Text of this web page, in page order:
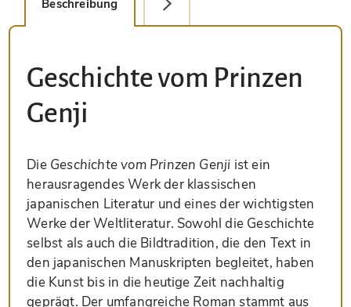
Beschreibung Detailbild
Geschichte vom Prinzen
Genji
Die Geschichte vom Prinzen Genji ist ein
herausragendes Werk der klassischen
japanischen Literatur und eines der wichtigsten
Werke der Weltliteratur. Sowohl die Geschichte
selbst als auch die Bildtradition, die den Text in
den japanischen Manuskripten begleitet, haben
die Kunst bis in die heutige Zeit nachhaltig
geprägt. Der umfangreiche Roman stammt aus